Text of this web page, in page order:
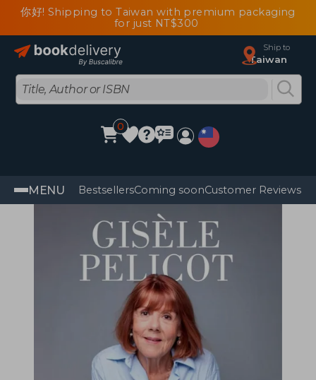
你好! Shipping to Taiwan with premium packaging
for just NT$300
Ship to
Taiwan
0
MENU BestsellersComing soonCustomer Reviews